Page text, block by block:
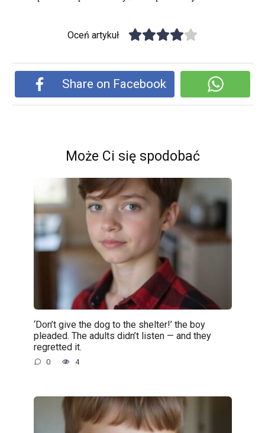
Oceń artykuł
Share on Facebook
Może Ci się spodobać
‘Don’t give the dog to the shelter!’ the boy
pleaded. The adults didn’t listen — and they
regretted it.
0 4